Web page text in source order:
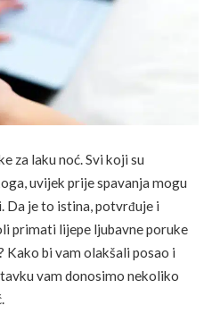
za laku noć. Svi koji su
uvijek prije spavanja mogu
Da je to istina, potvrđuje i
primati lijepe ljubavne poruke
Kako bi vam olakšali posao i
vam donosimo nekoliko